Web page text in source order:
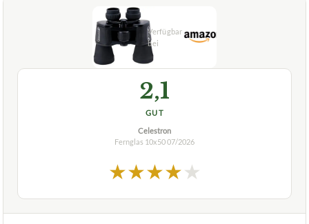
2,1
GUT
Celestron
Fernglas 10x5007/2026
★★★★★